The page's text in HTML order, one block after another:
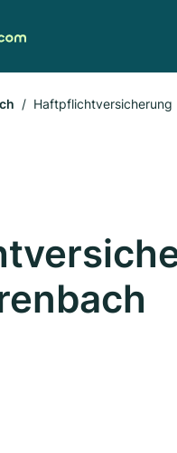
Haftpflichtversicherung